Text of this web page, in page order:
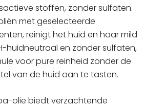
stoffen, zonder sulfaten.
met geselecteerde
reinigt het huid en haar mild
huidneutraal en zonder sulfaten,
voor pure reinheid zonder de
van de huid aan te tasten.
olie biedt verzachtende